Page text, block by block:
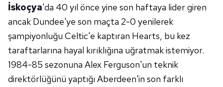
İskoçya'da 40 yıl önce yine son haftaya lider giren
ancak Dundee'ye son maçta 2-0 yenilerek
şampiyonluğu Celtic'e kaptıran Hearts, bu kez
taraftarlarına hayal kırıklığına uğratmak istemiyor.
1984-85 sezonuna Alex Ferguson'un teknik
direktörlüğünü yaptığı Aberdeen'in son farklı